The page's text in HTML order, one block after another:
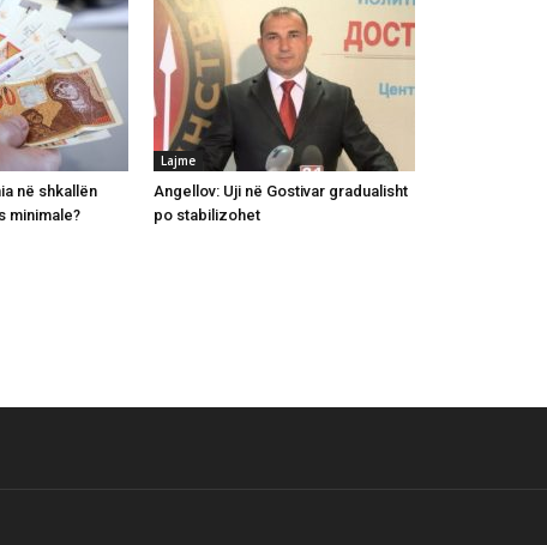
në shkallën
minimale?
Lajme
Angellov: Uji në Gostivar gradualisht
po stabilizohet